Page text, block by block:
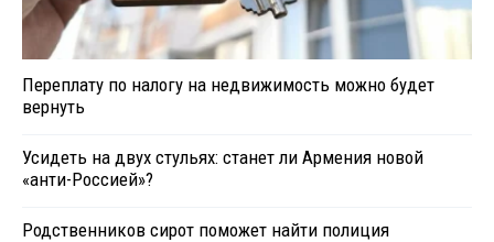
Переплату по налогу на недвижимость можно будет
вернуть
Усидеть на двух стульях: станет ли Армения новой
«анти-Россией»?
Родственников сирот поможет найти полиция